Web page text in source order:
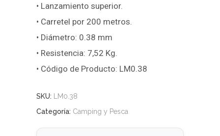
• Lanzamiento superior.
• Carretel por 200 metros.
• Diámetro: 0.38 mm
• Resistencia: 7,52 Kg.
• Código de Producto: LM0.38
SKU: LM0.38
Categoría: Camping y Pesca